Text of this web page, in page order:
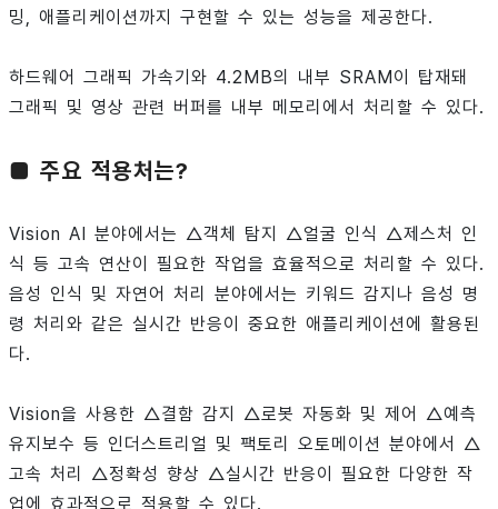
밍, 애플리케이션까지 구현할 수 있는 성능을 제공한다.
하드웨어 그래픽 가속기와 4.2MB의 내부 SRAM이 탑재돼
그래픽 및 영상 관련 버퍼를 내부 메모리에서 처리할 수 있다.
■ 주요 적용처는?
Vision AI 분야에서는 △객체 탐지 △얼굴 인식 △제스처 인
식 등 고속 연산이 필요한 작업을 효율적으로 처리할 수 있다.
음성 인식 및 자연어 처리 분야에서는 키워드 감지나 음성 명
령 처리와 같은 실시간 반응이 중요한 애플리케이션에 활용된
다.
Vision을 사용한 △결함 감지 △로봇 자동화 및 제어 △예측
유지보수 등 인더스트리얼 및 팩토리 오토메이션 분야에서 △
고속 처리 △정확성 향상 △실시간 반응이 필요한 다양한 작
업에 효과적으로 적용할 수 있다.